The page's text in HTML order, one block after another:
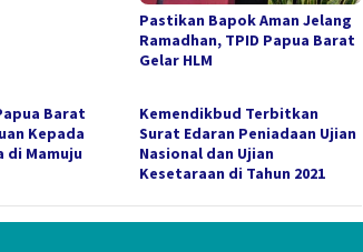
Pastikan Bapok Aman Jelang
Ramadhan, TPID Papua Barat
Gelar HLM
Barat
Kepada
di Mamuju
Kemendikbud Terbitkan
Surat Edaran Peniadaan Ujian
Nasional dan Ujian
Kesetaraan di Tahun 2021